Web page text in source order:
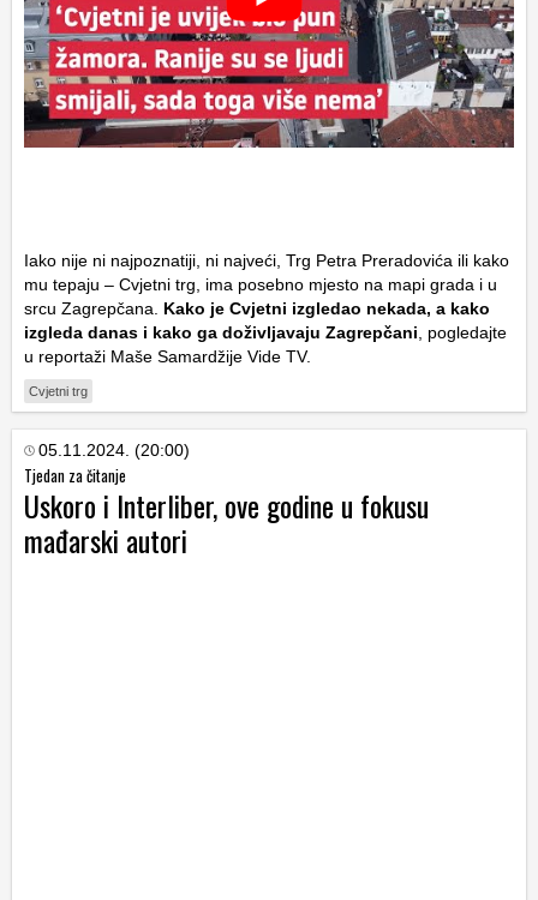
Iako nije ni najpoznatiji, ni najveći, Trg Petra Preradovića ili kako
mu tepaju – Cvjetni trg, ima posebno mjesto na mapi grada i u
srcu Zagrepčana. Kako je Cvjetni izgledao nekada, a kako
izgleda danas i kako ga doživljavaju Zagrepčani , pogledajte
u reportaži Maše Samardžije Vide TV.
Cvjetni trg
05.11.2024. (20:00)
Tjedan za čitanje
Uskoro i Interliber, ove godine u fokusu
mađarski autori